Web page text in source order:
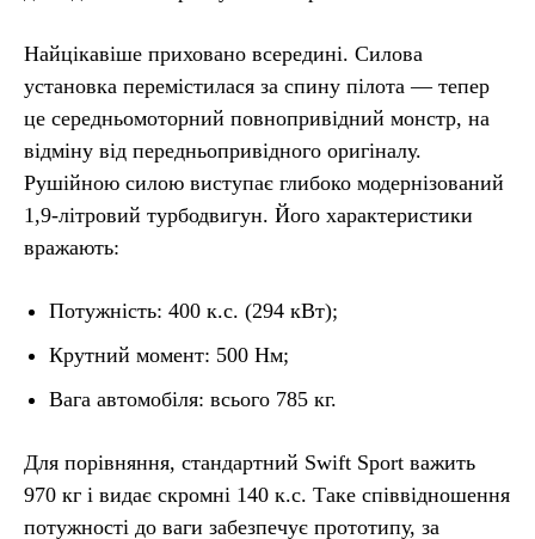
Найцікавіше приховано всередині. Силова
установка перемістилася за спину пілота — тепер
це середньомоторний повнопривідний монстр, на
відміну від передньопривідного оригіналу.
Рушійною силою виступає глибоко модернізований
1,9-літровий турбодвигун. Його характеристики
вражають:
Потужність: 400 к.с. (294 кВт);
Крутний момент: 500 Нм;
Вага автомобіля: всього 785 кг.
Для порівняння, стандартний Swift Sport важить
970 кг і видає скромні 140 к.с. Таке співвідношення
потужності до ваги забезпечує прототипу, за